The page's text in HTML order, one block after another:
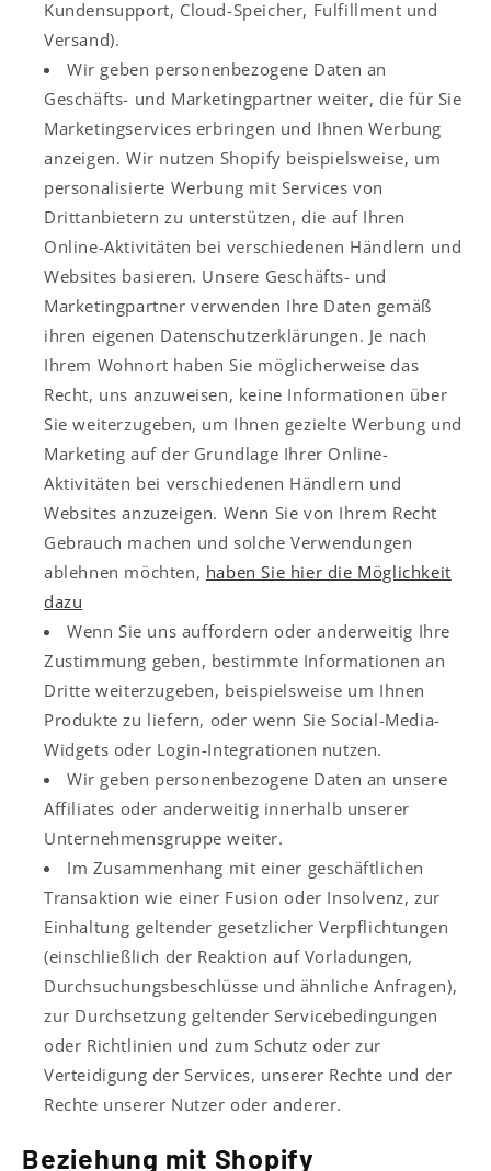
Kundensupport, Cloud-Speicher, Fulfillment und
Versand).
Wir geben personenbezogene Daten an
Geschäfts- und Marketingpartner weiter, die für Sie
Marketingservices erbringen und Ihnen Werbung
anzeigen. Wir nutzen Shopify beispielsweise, um
personalisierte Werbung mit Services von
Drittanbietern zu unterstützen, die auf Ihren
Online-Aktivitäten bei verschiedenen Händlern und
Websites basieren. Unsere Geschäfts- und
Marketingpartner verwenden Ihre Daten gemäß
ihren eigenen Datenschutzerklärungen. Je nach
Ihrem Wohnort haben Sie möglicherweise das
Recht, uns anzuweisen, keine Informationen über
Sie weiterzugeben, um Ihnen gezielte Werbung und
Marketing auf der Grundlage Ihrer Online-
Aktivitäten bei verschiedenen Händlern und
Websites anzuzeigen. Wenn Sie von Ihrem Recht
Gebrauch machen und solche Verwendungen
ablehnen möchten, haben Sie hier die Möglichkeit
dazu
Wenn Sie uns auffordern oder anderweitig Ihre
Zustimmung geben, bestimmte Informationen an
Dritte weiterzugeben, beispielsweise um Ihnen
Produkte zu liefern, oder wenn Sie Social-Media-
Widgets oder Login-Integrationen nutzen.
Wir geben personenbezogene Daten an unsere
Affiliates oder anderweitig innerhalb unserer
Unternehmensgruppe weiter.
Im Zusammenhang mit einer geschäftlichen
Transaktion wie einer Fusion oder Insolvenz, zur
Einhaltung geltender gesetzlicher Verpflichtungen
(einschließlich der Reaktion auf Vorladungen,
Durchsuchungsbeschlüsse und ähnliche Anfragen),
zur Durchsetzung geltender Servicebedingungen
oder Richtlinien und zum Schutz oder zur
Verteidigung der Services, unserer Rechte und der
Rechte unserer Nutzer oder anderer.
Beziehung mit Shopify